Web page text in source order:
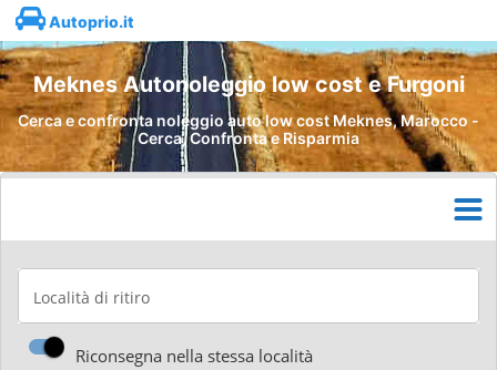
Autoprio.it
Meknes Autonoleggio low cost e Furgoni
Cerca e confronta noleggio auto low cost Meknes, Marocco -
Cerca, Confronta e Risparmia
Località di ritiro
Riconsegna nella stessa località